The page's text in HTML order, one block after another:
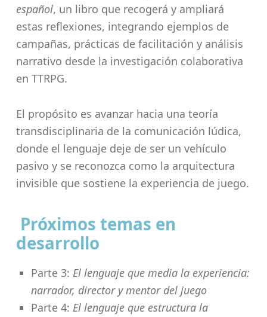
español, un libro que recogerá y ampliará
estas reflexiones, integrando ejemplos de
campañas, prácticas de facilitación y análisis
narrativo desde la investigación colaborativa
en TTRPG.
El propósito es avanzar hacia una teoría
transdisciplinaria de la comunicación lúdica,
donde el lenguaje deje de ser un vehículo
pasivo y se reconozca como la arquitectura
invisible que sostiene la experiencia de juego.
Próximos temas en
desarrollo
Parte 3: El lenguaje que media la experiencia:
narrador, director y mentor del juego
Parte 4: El lenguaje que estructura la